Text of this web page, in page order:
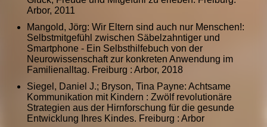
Arbor, 2011
Mangold, Jörg: Wir Eltern sind auch nur Menschen!:
Selbstmitgefühl zwischen Säbelzahntiger und
Smartphone - Ein Selbsthilfebuch von der
Neurowissenschaft zur konkreten Anwendung im
Familienalltag. Freiburg : Arbor, 2018
Siegel, Daniel J.; Bryson, Tina Payne: Achtsame
Kommunikation mit Kindern : Zwölf revolutionäre
Strategien aus der Hirnforschung für die gesunde
Entwicklung Ihres Kindes. Freiburg : Arbor